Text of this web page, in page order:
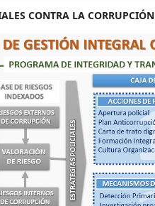
CONTRA LA CORRUPCIÓN